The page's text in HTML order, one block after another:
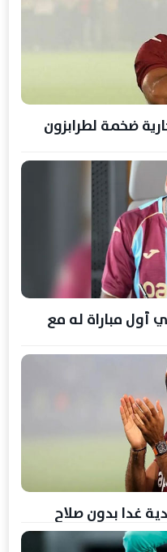
ضخمة لطرابزون
مباراة له مع
غدا بدون صلاح